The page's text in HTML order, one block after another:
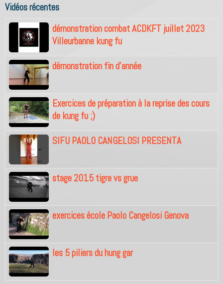
Vidéos récentes
démonstration combat ACDKFT juillet 2023
Villeurbanne kung fu
démonstration fin d'année
Exercices de préparation à la reprise des cours
de kung fu ;)
SIFU PAOLO CANGELOSI PRESENTA
stage 2015 tigre vs grue
exercices école Paolo Cangelosi Genova
les 5 piliers du hung gar